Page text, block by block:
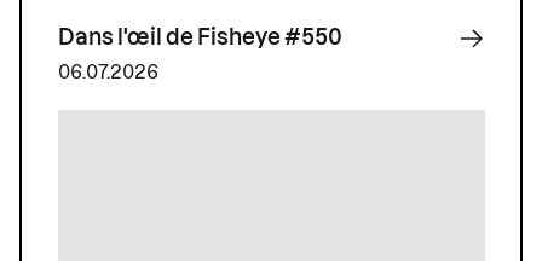
Dans l'œil de Fisheye #550
06.07.2026